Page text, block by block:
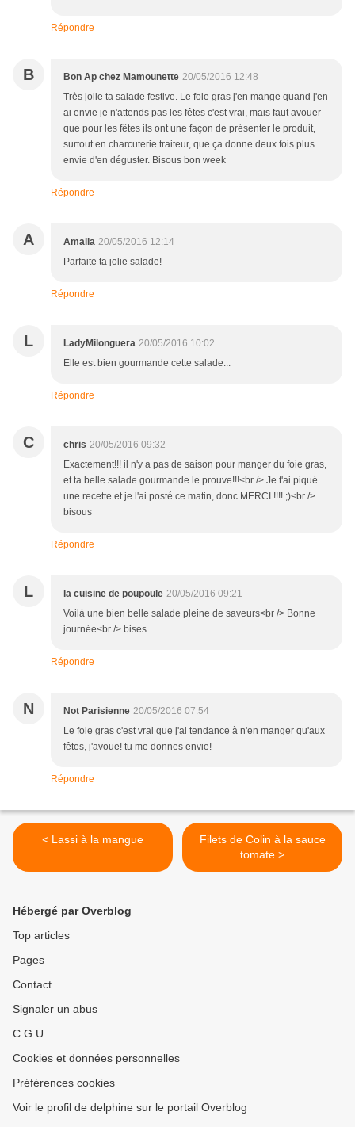
Répondre
B Bon Ap chez Mamounette 20/05/2016 12:48
Très jolie ta salade festive. Le foie gras j'en mange quand j'en
ai envie je n'attends pas les fêtes c'est vrai, mais faut avouer
que pour les fêtes ils ont une façon de présenter le produit,
surtout en charcuterie traiteur, que ça donne deux fois plus
envie d'en déguster. Bisous bon week
Répondre
A Amalia 20/05/2016 12:14
Parfaite ta jolie salade!
Répondre
L LadyMilonguera 20/05/2016 10:02
Elle est bien gourmande cette salade...
Répondre
C chris 20/05/2016 09:32
Exactement!!! il n'y a pas de saison pour manger du foie gras,
et ta belle salade gourmande le prouve!!!<br /> Je t'ai piqué
une recette et je l'ai posté ce matin, donc MERCI !!!! ;)<br />
bisous
Répondre
L la cuisine de poupoule 20/05/2016 09:21
Voilà une bien belle salade pleine de saveurs<br /> Bonne
journée<br /> bises
Répondre
N Not Parisienne 20/05/2016 07:54
Le foie gras c'est vrai que j'ai tendance à n'en manger qu'aux
fêtes, j'avoue! tu me donnes envie!
Répondre
< Lassi à la mangue
Filets de Colin à la sauce
tomate >
Hébergé par Overblog
Top articles
Pages
Contact
Signaler un abus
C.G.U.
Cookies et données personnelles
Préférences cookies
Voir le profil de delphine sur le portail Overblog